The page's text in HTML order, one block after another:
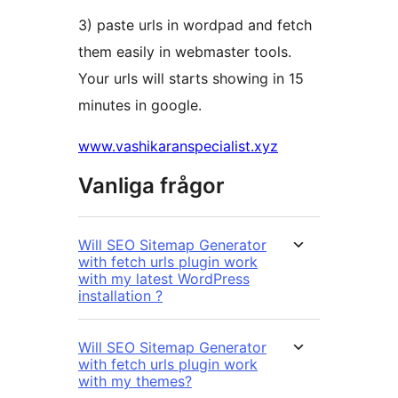
3) paste urls in wordpad and fetch
them easily in webmaster tools.
Your urls will starts showing in 15
minutes in google.
www.vashikaranspecialist.xyz
Vanliga frågor
Will SEO Sitemap Generator
with fetch urls plugin work
with my latest WordPress
installation ?
Will SEO Sitemap Generator
with fetch urls plugin work
with my themes?